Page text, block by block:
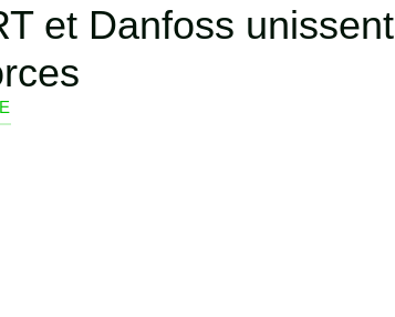
et Danfoss unissent